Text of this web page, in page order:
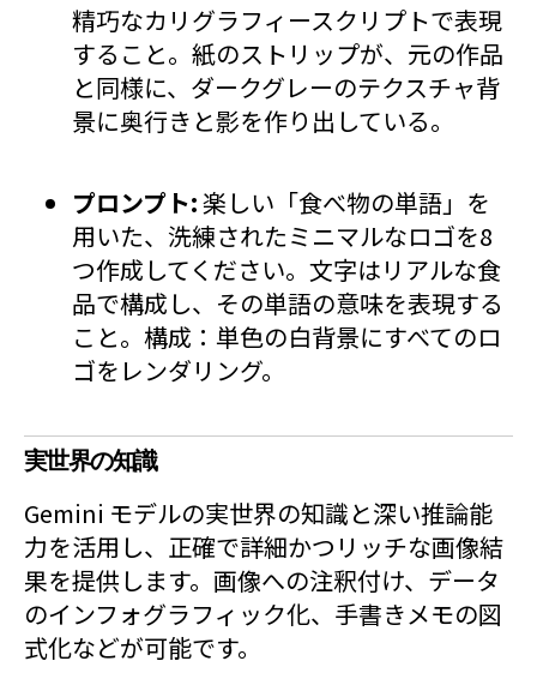
精巧なカリグラフィースクリプトで表現
すること。紙のストリップが、元の作品
と同様に、ダークグレーのテクスチャ背
景に奥行きと影を作り出している。
プロンプト:楽しい「食べ物の単語」を
用いた、洗練されたミニマルなロゴを8
つ作成してください。文字はリアルな食
品で構成し、その単語の意味を表現する
こと。構成：単色の白背景にすべてのロ
ゴをレンダリング。
実世界の知識
Gemini モデルの実世界の知識と深い推論能
力を活用し、正確で詳細かつリッチな画像結
果を提供します。画像への注釈付け、データ
のインフォグラフィック化、手書きメモの図
式化などが可能です。